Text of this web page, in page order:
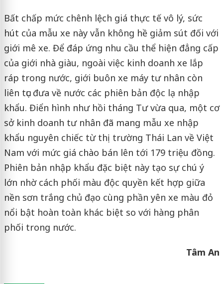
Bất chấp mức chênh lệch giá thực tế vô lý, sức
hút của mẫu xe này vẫn không hề giảm sút đối với
giới mê xe. Để đáp ứng nhu cầu thể hiện đẳng cấp
của giới nhà giàu, ngoài việc kinh doanh xe lắp
ráp trong nước, giới buôn xe máy tư nhân còn
liên tục đưa về nước các phiên bản độc lạ nhập
khẩu. Điển hình như hồi tháng Tư vừa qua, một cơ
sở kinh doanh tư nhân đã mang mẫu xe nhập
khẩu nguyên chiếc từ thị trường Thái Lan về Việt
Nam với mức giá chào bán lên tới 179 triệu đồng.
Phiên bản nhập khẩu đặc biệt này tạo sự chú ý
lớn nhờ cách phối màu độc quyền kết hợp giữa
nền sơn trắng chủ đạo cùng phần yên xe màu đỏ
nổi bật hoàn toàn khác biệt so với hàng phân
phối trong nước.
Tâm An